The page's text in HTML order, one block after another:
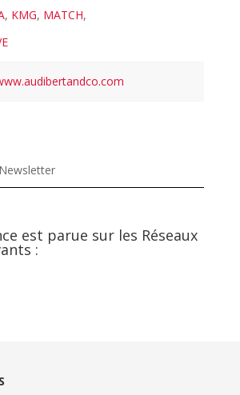
, KMG, MATCH,
est parue sur les Réseaux
: